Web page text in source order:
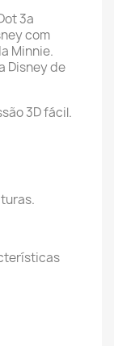
3a
com
Minnie.
Disney de
3D fácil.